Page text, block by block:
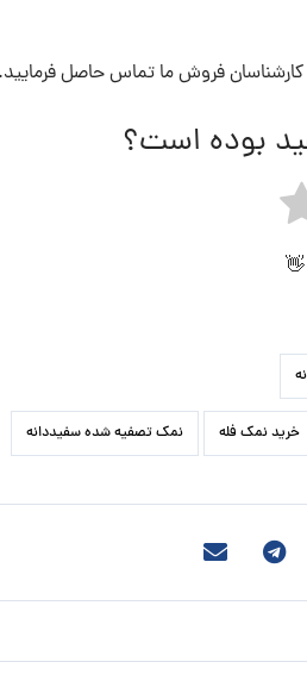
فروش ما تماس حاصل فرمایید.
بوده است؟
خرید نمک فله نمک تصفیه شده سفیددانه